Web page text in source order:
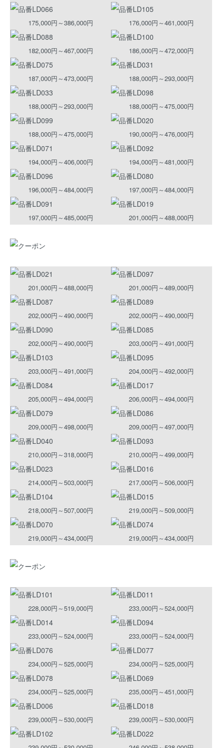
175,000円～386,000円 176,000円～461,000円
182,000円～467,000円 186,000円～472,000円
187,000円～473,000円 188,000円～293,000円
188,000円～293,000円 188,000円～475,000円
188,000円～475,000円 190,000円～476,000円
194,000円～406,000円 194,000円～481,000円
196,000円～484,000円 197,000円～484,000円
197,000円～485,000円 201,000円～488,000円
201,000円～488,000円 201,000円～489,000円
202,000円～490,000円 202,000円～490,000円
202,000円～490,000円 203,000円～491,000円
203,000円～491,000円 204,000円～492,000円
205,000円～494,000円 206,000円～494,000円
209,000円～498,000円 209,000円～497,000円
210,000円～318,000円 210,000円～499,000円
214,000円～503,000円 217,000円～506,000円
218,000円～507,000円 219,000円～509,000円
219,000円～434,000円 219,000円～434,000円
228,000円～519,000円 233,000円～524,000円
233,000円～524,000円 233,000円～524,000円
234,000円～525,000円 234,000円～525,000円
234,000円～525,000円 235,000円～451,000円
239,000円～530,000円 239,000円～530,000円